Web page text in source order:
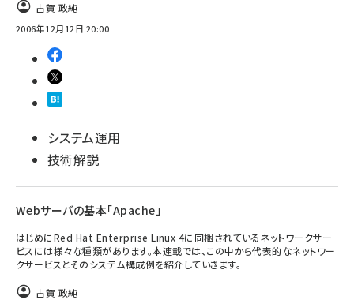
古賀 政純
2006年12月12日 20:00
システム運用
技術解説
Webサーバの基本「Apache」
はじめにRed Hat Enterprise Linux 4に同梱されているネットワークサー
ビスには様々な種類があります。本連載では、この中から代表的なネットワー
クサービスとそのシステム構成例を紹介していきます。
古賀 政純